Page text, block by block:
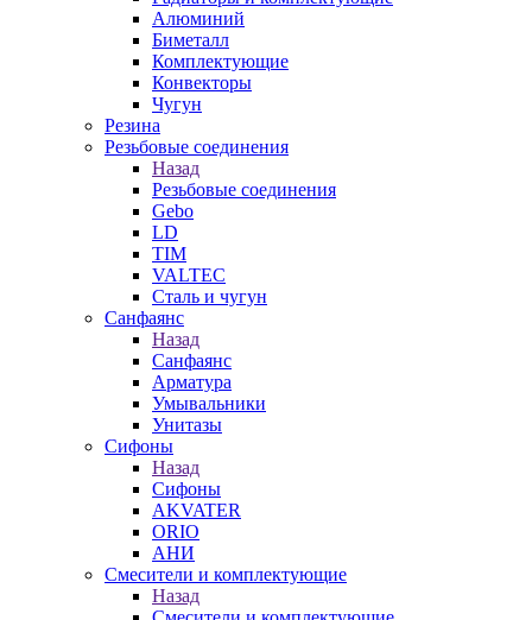
Алюминий
Биметалл
Комплектующие
Конвекторы
Чугун
Резина
Резьбовые соединения
Назад
Резьбовые соединения
Gebo
LD
TIM
VALTEC
Сталь и чугун
Санфаянс
Назад
Санфаянс
Арматура
Умывальники
Унитазы
Сифоны
Назад
Сифоны
AKVATER
ORIO
АНИ
Смесители и комплектующие
Назад